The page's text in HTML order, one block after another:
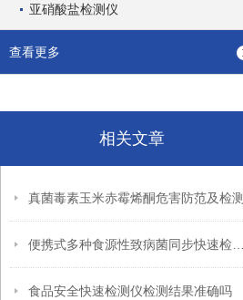
亚硝酸盐检测仪
查看更多
相关文章
真菌毒素玉米赤霉烯酮危害防范及检测
食品安全快速检测仪检测结果准确吗